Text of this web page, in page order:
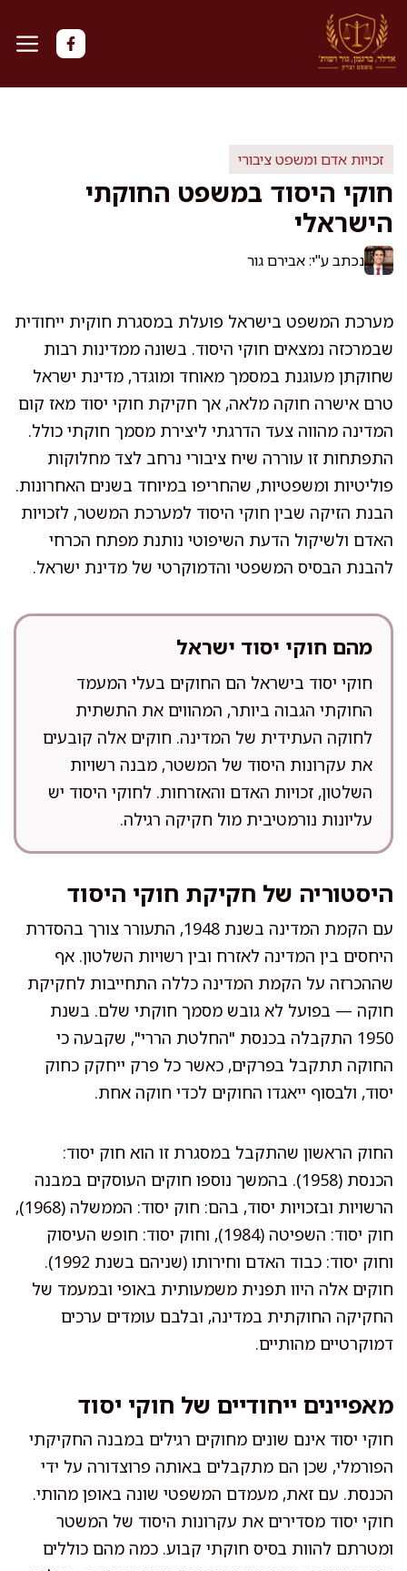
לדלג
לתוכן
זכויות אדם ומשפט ציבורי
חוקי היסוד במשפט החוקתי
הישראלי
נכתב ע"י: אבירם גור
מערכת המשפט בישראל פועלת במסגרת חוקית ייחודית
שבמרכזה נמצאים חוקי היסוד. בשונה ממדינות רבות
שחוקתן מעוגנת במסמך מאוחד ומוגדר, מדינת ישראל
טרם אישרה חוקה מלאה, אך חקיקת חוקי יסוד מאז קום
המדינה מהווה צעד הדרגתי ליצירת מסמך חוקתי כולל.
התפתחות זו עוררה שיח ציבורי נרחב לצד מחלוקות
פוליטיות ומשפטיות, שהחריפו במיוחד בשנים האחרונות.
הבנת הזיקה שבין חוקי היסוד למערכת המשטר, לזכויות
האדם ולשיקול הדעת השיפוטי נותנת מפתח הכרחי
להבנת הבסיס המשפטי והדמוקרטי של מדינת ישראל.
מהם חוקי יסוד ישראל
חוקי יסוד בישראל הם החוקים בעלי המעמד
החוקתי הגבוה ביותר, המהווים את התשתית
לחוקה העתידית של המדינה. חוקים אלה קובעים
את עקרונות היסוד של המשטר, מבנה רשויות
השלטון, זכויות האדם והאזרחות. לחוקי היסוד יש
עליונות נורמטיבית מול חקיקה רגילה.
היסטוריה של חקיקת חוקי היסוד
עם הקמת המדינה בשנת 1948, התעורר צורך בהסדרת
היחסים בין המדינה לאזרח ובין רשויות השלטון. אף
שההכרזה על הקמת המדינה כללה התחייבות לחקיקת
חוקה — בפועל לא גובש מסמך חוקתי שלם. בשנת
1950 התקבלה בכנסת "החלטת הררי", שקבעה כי
החוקה תתקבל בפרקים, כאשר כל פרק ייחקק כחוק
יסוד, ולבסוף ייאגדו החוקים לכדי חוקה אחת.
החוק הראשון שהתקבל במסגרת זו הוא חוק יסוד:
הכנסת (1958). בהמשך נוספו חוקים העוסקים במבנה
הרשויות ובזכויות יסוד, בהם: חוק יסוד: הממשלה (1968),
חוק יסוד: השפיטה (1984), וחוק יסוד: חופש העיסוק
וחוק יסוד: כבוד האדם וחירותו (שניהם בשנת 1992).
חוקים אלה היוו תפנית משמעותית באופי ובמעמד של
החקיקה החוקתית במדינה, ובלבם עומדים ערכים
דמוקרטיים מהותיים.
מאפיינים ייחודיים של חוקי יסוד
חוקי יסוד אינם שונים מחוקים רגילים במבנה החקיקתי
הפורמלי, שכן הם מתקבלים באותה פרוצדורה על ידי
הכנסת. עם זאת, מעמדם המשפטי שונה באופן מהותי.
חוקי יסוד מסדירים את עקרונות היסוד של המשטר
ומטרתם להוות בסיס חוקתי קבוע. כמה מהם כוללים